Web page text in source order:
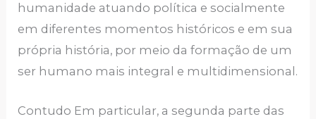
humanidade atuando política e socialmente
em diferentes momentos históricos e em sua
própria história, por meio da formação de um
ser humano mais integral e multidimensional.
Contudo Em particular, a segunda parte das